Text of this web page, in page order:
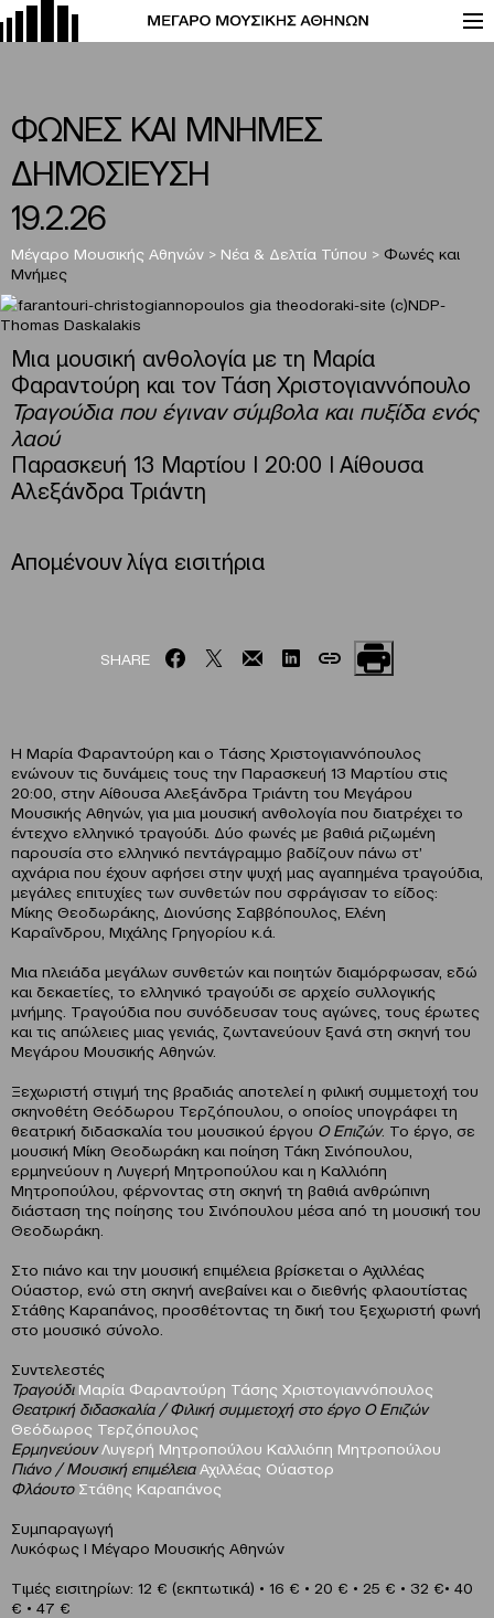
ΦΩΝΕΣ ΚΑΙ ΜΝΗΜΕΣ
ΔΗΜΟΣΙΕΥΣΗ
19.2.26
Μέγαρο Μουσικής Αθηνών > Νέα & Δελτία Τύπου > Φωνές και
Μνήμες
Μια μουσική ανθολογία με τη Μαρία
Φαραντούρη και τον Τάση Χριστογιαννόπουλο
Τραγούδια που έγιναν σύμβολα και πυξίδα ενός
λαού
Παρασκευή 13 Μαρτίου Ι 20:00 Ι Αίθουσα
Αλεξάνδρα Τριάντη
Απομένουν λίγα εισιτήρια
SHARE
Η Μαρία Φαραντούρη και ο Τάσης Χριστογιαννόπουλος
ενώνουν τις δυνάμεις τους την Παρασκευή 13 Μαρτίου στις
20:00, στην Αίθουσα Αλεξάνδρα Τριάντη του Μεγάρου
Μουσικής Αθηνών, για μια μουσική ανθολογία που διατρέχει το
έντεχνο ελληνικό τραγούδι. Δύο φωνές με βαθιά ριζωμένη
παρουσία στο ελληνικό πεντάγραμμο βαδίζουν πάνω στ’
αχνάρια που έχουν αφήσει στην ψυχή μας αγαπημένα τραγούδια,
μεγάλες επιτυχίες των συνθετών που σφράγισαν το είδος:
Μίκης Θεοδωράκης, Διονύσης Σαββόπουλος, Ελένη
Καραΐνδρου, Μιχάλης Γρηγορίου κ.ά.
Μια πλειάδα μεγάλων συνθετών και ποιητών διαμόρφωσαν, εδώ
και δεκαετίες, το ελληνικό τραγούδι σε αρχείο συλλογικής
μνήμης. Τραγούδια που συνόδευσαν τους αγώνες, τους έρωτες
και τις απώλειες μιας γενιάς, ζωντανεύουν ξανά στη σκηνή του
Μεγάρου Μουσικής Αθηνών.
Ξεχωριστή στιγμή της βραδιάς αποτελεί η φιλική συμμετοχή του
σκηνοθέτη Θεόδωρου Τερζόπουλου, ο οποίος υπογράφει τη
θεατρική διδασκαλία του μουσικού έργου Ο Επιζών. Το έργο, σε
μουσική Μίκη Θεοδωράκη και ποίηση Τάκη Σινόπουλου,
ερμηνεύουν η Λυγερή Μητροπούλου και η Καλλιόπη
Μητροπούλου, φέρνοντας στη σκηνή τη βαθιά ανθρώπινη
διάσταση της ποίησης του Σινόπουλου μέσα από τη μουσική του
Θεοδωράκη.
Στο πιάνο και την μουσική επιμέλεια βρίσκεται ο Αχιλλέας
Ούαστορ, ενώ στη σκηνή ανεβαίνει και ο διεθνής φλαουτίστας
Στάθης Καραπάνος, προσθέτοντας τη δική του ξεχωριστή φωνή
στο μουσικό σύνολο.
Συντελεστές
ΤραγούδιΜαρία Φαραντούρη Τάσης Χριστογιαννόπουλος
Θεατρική διδασκαλία / Φιλική συμμετοχή στο έργο Ο Επιζών
Θεόδωρος Τερζόπουλος
ΕρμηνεύουνΛυγερή Μητροπούλου Καλλιόπη Μητροπούλου
Πιάνο / Μουσική επιμέλειαΑχιλλέας Ούαστορ
Φλάουτο Στάθης Καραπάνος
Συμπαραγωγή
Λυκόφως Ι Μέγαρο Μουσικής Αθηνών
Τιμές εισιτηρίων: 12 € (εκπτωτικά) • 16 € • 20 € • 25 € • 32 €• 40
€ • 47 €